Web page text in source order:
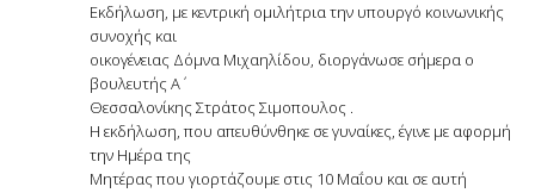
Εκδήλωση, με κεντρική ομιλήτρια την υπουργό κοινωνικής
συνοχής και
οικογένειας Δόμνα Μιχαηλίδου, διοργάνωσε σήμερα ο
βουλευτής Α΄
Θεσσαλονίκης Στράτος Σιμοπουλος .
Η εκδήλωση, που απευθύνθηκε σε γυναίκες, έγινε με αφορμή
την Ημέρα της
Μητέρας που γιορτάζουμε στις 10 Μαΐου και σε αυτή